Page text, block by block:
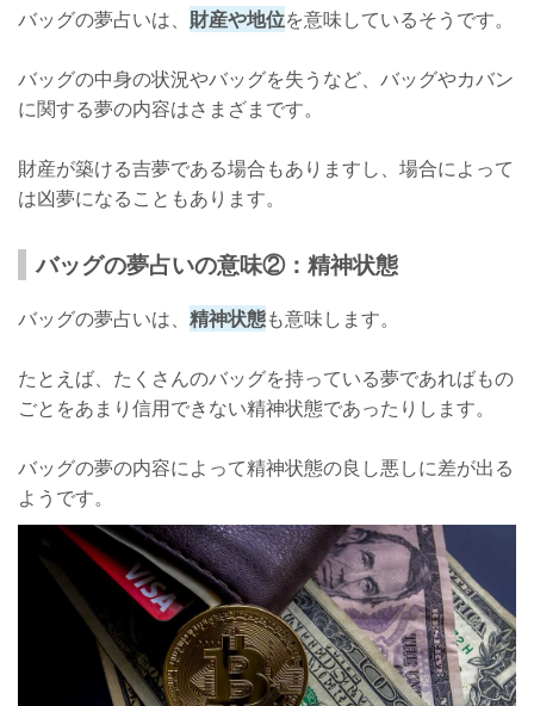
バッグの夢占いは、 財産や地位を意味しているそうです。
バッグの中身の状況やバッグを失うなど、バッグやカバン
に関する夢の内容はさまざまです。
財産が築ける吉夢である場合もありますし、場合によって
は凶夢になることもあります。
バッグの夢占いの意味②：精神状態
バッグの夢占いは、 精神状態も意味します。
たとえば、たくさんのバッグを持っている夢であればもの
ごとをあまり信用できない精神状態であったりします。
バッグの夢の内容によって精神状態の良し悪しに差が出る
ようです。